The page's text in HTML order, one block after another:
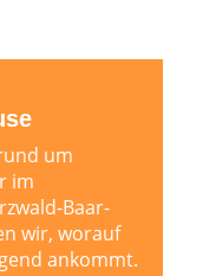
um
im
Baar-
wir, worauf
ankommt.